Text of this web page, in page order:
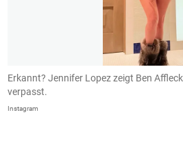
Erkannt? Jennifer Lopez zeigt Ben
verpasst.
Instagram